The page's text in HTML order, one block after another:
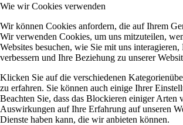
Wie wir Cookies verwenden
Wir können Cookies anfordern, die auf Ihrem
Wir verwenden Cookies, um uns mitzuteilen,
Websites besuchen, wie Sie mit uns
verbessern und Ihre Beziehung zu unserer
Klicken Sie auf die verschiedenen
zu erfahren. Sie können auch einige Ihrer
Beachten Sie, dass das Blockieren einiger Arten
Auswirkungen auf Ihre Erfahrung auf unseren
Dienste haben kann, die wir anbieten können.